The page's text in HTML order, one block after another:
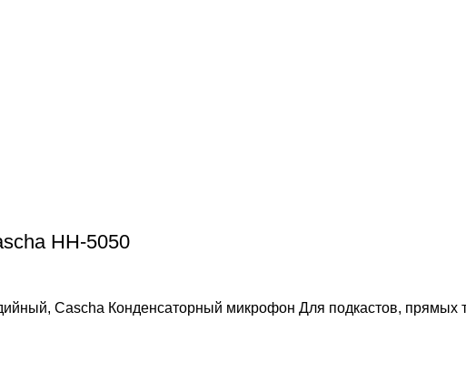
HH-5050
Cascha Конденсаторный микрофон Для подкастов, прямых